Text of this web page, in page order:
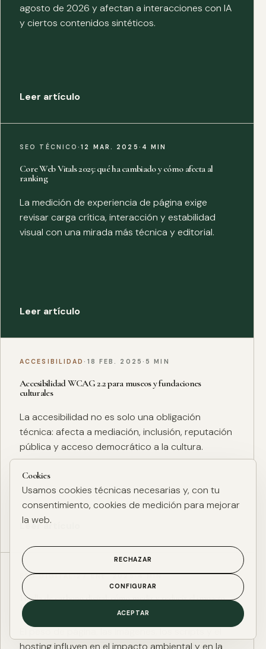
agosto de 2026 y afectan a interacciones con IA
y ciertos contenidos sintéticos.
Leer artículo
SEO TÉCNICO·12 MAR. 2025 · 4 MIN
Core Web Vitals 2025: qué ha cambiado y cómo afecta al
ranking
La medición de experiencia de página exige
revisar carga crítica, interacción y estabilidad
visual con una mirada más técnica y editorial.
Leer artículo
ACCESIBILIDAD · 18 FEB. 2025 · 5 MIN
Accesibilidad WCAG 2.2 para museos y fundaciones
culturales
La accesibilidad no es solo una obligación
técnica: afecta a mediación, inclusión, reputación
pública y acceso democrático a la cultura.
Leer artículo
ESG DIGITAL·27 ENE. 2025·4 MIN
Huella de carbono digital: cómo medir y reducir el impacto
ESG de una web
El peso de página, las imágenes, los scripts y el
hosting influyen en el impacto ambiental y en la
Cookies
Usamos cookies técnicas necesarias y, con tu
consentimiento, cookies de medición para mejorar
la web.
RECHAZAR
CONFIGURAR
ACEPTAR